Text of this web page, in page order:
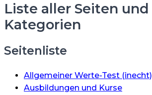
Liste aller Seiten und
Kategorien
Seitenliste
Allgemeiner Werte-Test (inecht)
Ausbildungen und Kurse